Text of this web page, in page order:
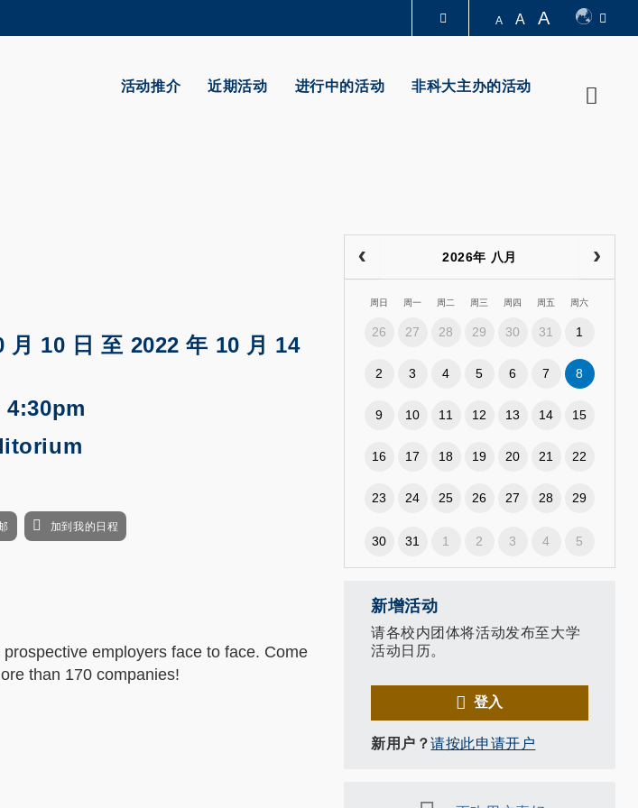
科大概览
生活@科大 图书馆
A A A
活动推介 近期活动 进行中的活动 非科大主办的活动
月 10 日 至 2022 年 10 月 14
4:30pm
加到我的日程
employers face to face. Come
than 170 companies!
2026年 八月
周日 周一 周二 周三 周四 周五 周六
26 27 28 29 30 31 1
2 3 4 5 6 7 8
9 10 11 12 13 14 15
16 17 18 19 20 21 22
23 24 25 26 27 28 29
30 31 1 2 3 4 5
新增活动
请各校内团体将活动发布至大学
活动日历。
登入
新用户？请按此申请开户